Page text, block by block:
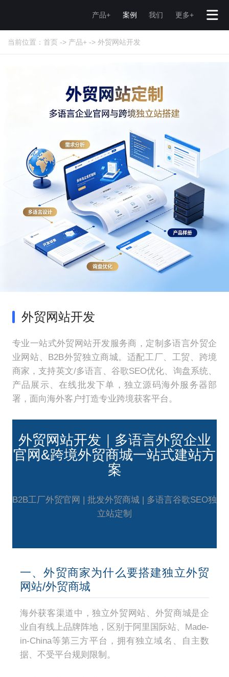
产品+ 案例 我们 更多+
当前位置： 首页 -> 产品+ -> 外贸网站开发
外贸网站开发
专业一站式外贸网站开发服务商，定制多语言外贸企
业网站、B2B外贸独立商城。适配工厂、工贸、跨境
商家，支持英文/多语言、谷歌SEO优化、询盘系统、
产品展示、在线批发下单，独立源码海外服务器部
署，面向海外客户打造专业跨境获客平台。
外贸网站开发｜多语言外贸企业
官网&跨境外贸商城一站式建站方
案
B2B工厂外贸官网 | 批发外贸商城 | 多语言谷歌SEO独
立站定制
一、外贸商家为什么要搭建独立外贸
网站/外贸商城
海外获客渠道中，独立外贸网站、外贸商城是企
业自有线上品牌阵地，区别于阿里国际站、Made-
in-China等第三方平台，拥有独立域名、自主数
据、不受平台规则限制。